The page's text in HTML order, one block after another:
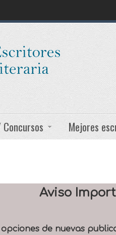
Mejores
Aviso
de nuevas